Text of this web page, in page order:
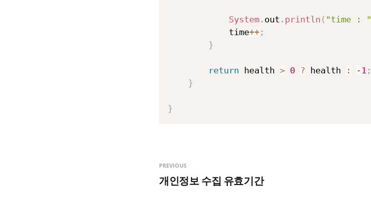
System . out . println ( "time : "
            time
++ ;
}
return health > 0 ? health : - 1 ;
}
}
PREVIOUS
개인정보 수집 유효기간